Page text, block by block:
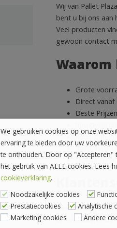
Wij van Pallet
bent u bij ons aan
Veel producten
gewoon contact
Grote
Direct
Beste Prijzen
Meer dan
Ruim
Goede
Heeft u vragen
op werkdagen
We gebruiken cookies op onze
ervaring te bieden door uw
te onthouden. Door op "Accepteren"
het gebruik van ALLE cookies. Lees
cookieverklaring.
Noodzakelijke cookies
Prestatiecookies
Analytische
Marketing cookies
Andere